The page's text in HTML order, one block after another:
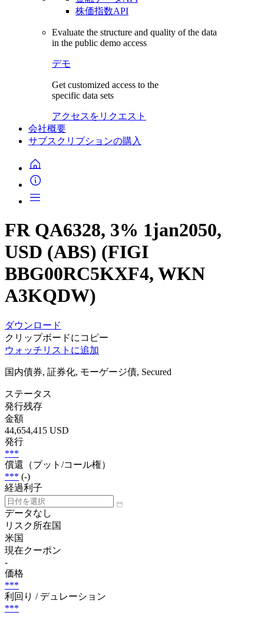
株価指数API
Evaluate the structure and quality of the data
in the public demo access
デモ
Get customized access to the
specific data sets
アクセスをリクエスト
会社概要
サブスクリプションの購入
FR QA6328, 3% 1jan2050,
USD (ABS) (FIGI
BBG00RC5KXF4, WKN
A3KQDW)
ダウンロード
クリップボードにコピー
ウォッチリストに追加
国内債券, 証券化, モーゲージ債, Secured
ステータス
発行残存
金額
44,654,415 USD
発行
***
償還（プット/コール権）
*** (-)
経過利子
データなし
リスク所在国
米国
現在クーポン
-
価格
***
利回り / デュレーション
***